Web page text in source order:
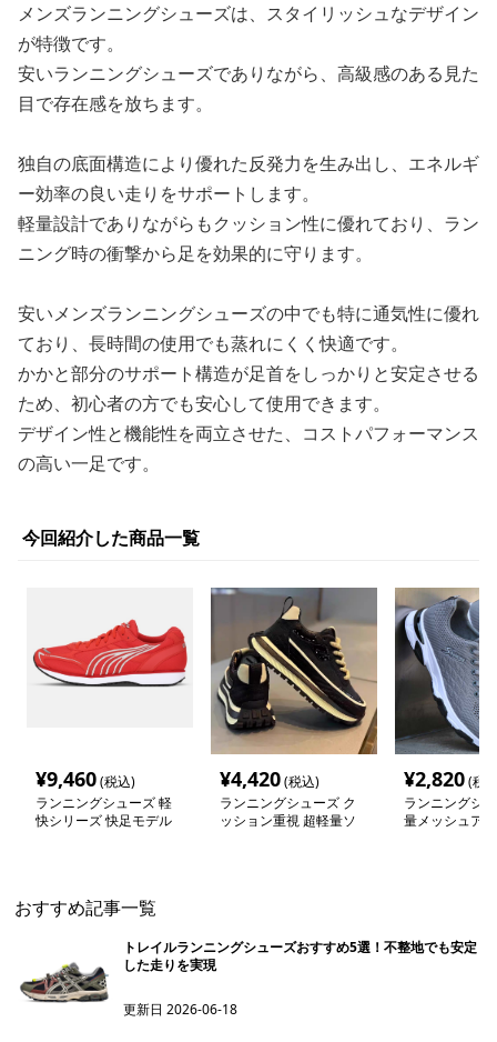
メンズランニングシューズは、スタイリッシュなデザイン
が特徴です。
安いランニングシューズでありながら、高級感のある見た
目で存在感を放ちます。
独自の底面構造により優れた反発力を生み出し、エネルギ
ー効率の良い走りをサポートします。
軽量設計でありながらもクッション性に優れており、ラン
ニング時の衝撃から足を効果的に守ります。
安いメンズランニングシューズの中でも特に通気性に優れ
ており、長時間の使用でも蒸れにくく快適です。
かかと部分のサポート構造が足首をしっかりと安定させる
ため、初心者の方でも安心して使用できます。
デザイン性と機能性を両立させた、コストパフォーマンス
の高い一足です。
今回紹介した商品一覧
¥9,460(税込)
ランニングシューズ 軽
快シリーズ 快足モデル
¥4,420(税込)
ランニングシューズ ク
ッション重視 超軽量ソ
¥2,820(税
ランニングシ
量メッシュア
おすすめ記事一覧
トレイルランニングシューズおすすめ5選！不整地でも安定
した走りを実現
更新日2026-06-18